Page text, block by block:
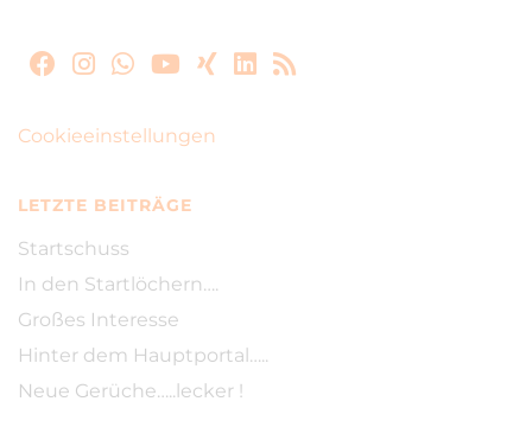
Cookieeinstellungen
LETZTE BEITRÄGE
Startschuss
In den Startlöchern….
Großes Interesse
Hinter dem Hauptportal…..
Neue Gerüche…..lecker !